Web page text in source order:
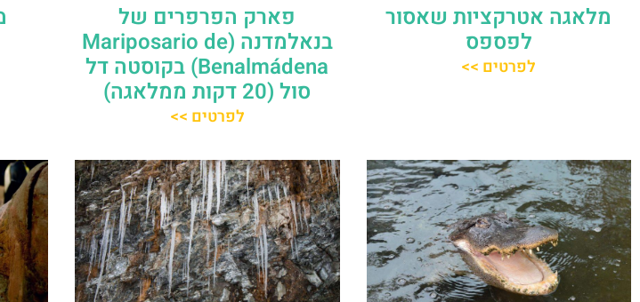
מלאגה אטרקציות שאסור
לפספס
לפרטים >>
פארק הפרפרים של
בנאלמדנה (Mariposario de
Benalmádena) בקוסטה דל
סול (20 דקות ממלאגה)
לפרטים >>